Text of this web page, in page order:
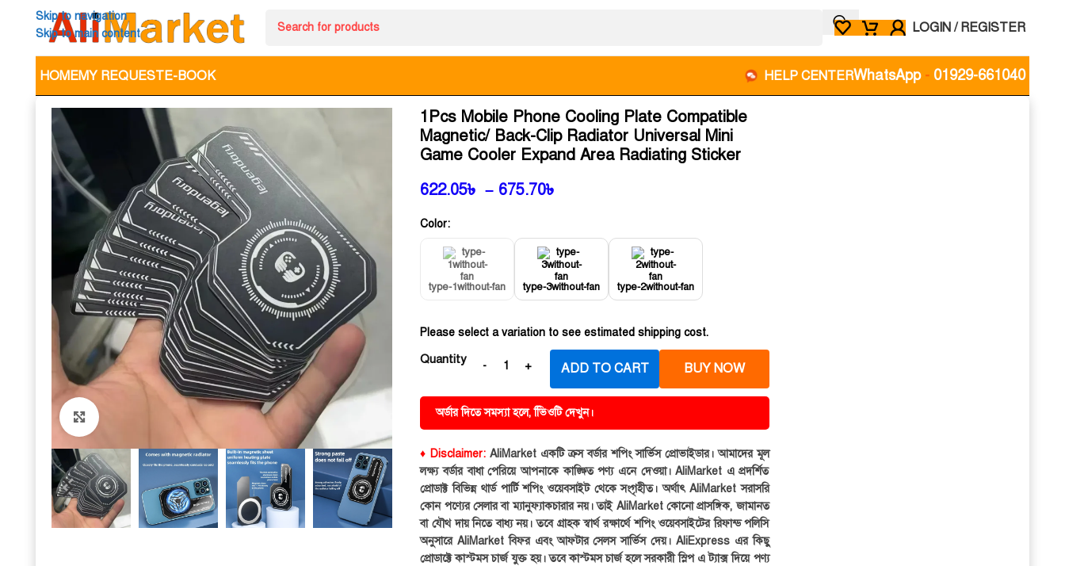
Skip to navigation
Skip to main content
LOGIN / REGISTER
HOMEMY REQUESTE-BOOK HELP CENTERWhatsApp - 01929-661040
1Pcs Mobile Phone Cooling Plate Compatible
Magnetic/ Back-Clip Radiator Universal Mini
Game Cooler Expand Area Radiating Sticker
622.05৳ – 675.70৳
Color:
type-1without-fan type-3without-fan type-2without-fan
Please select a variation to see estimated shipping cost.
Quantity
ADD TO CART BUY NOW
অর্ডার দিতে সমস্যা হলে, ভিিওটি দেখুন।
♦ Disclaimer:AliMarket একটি ক্রস বর্ডার শপিং সার্ভিস প্রোভাইডার। আমাদের মূল
লক্ষ্য বর্ডার বাধা পেরিয়ে আপনাকে কাঙ্ক্ষিত পণ্য এনে দেওয়া। AliMarket এ প্রদর্শিত
প্রোডাক্ট বিভিন্ন থার্ড পার্টি শপিং ওয়েবসাইট থেকে সংগৃহীত। অর্থাৎ AliMarket সরাসরি
কোন পণ্যের সেলার বা ম্যানুফ্যাকচারার নয়। তাই AliMarket কোনো প্রাসঙ্গিক, জামানত
বা যৌথ দায় নিতে বাধ্য নয়। তবে গ্রাহক স্বার্থ রক্ষার্থে শপিং ওয়েবসাইটের রিফান্ড পলিসি
অনুসারে AliMarket বিফর এবং আফটার সেলস সার্ভিস দেয়। AliExpress এর কিছু
প্রোডাক্টে কাস্টমস চার্জ যুক্ত হয়। তবে কাস্টমস চার্জ হলে সরকারী স্লিপ এ ট্যাক্স দিয়ে পণ্য